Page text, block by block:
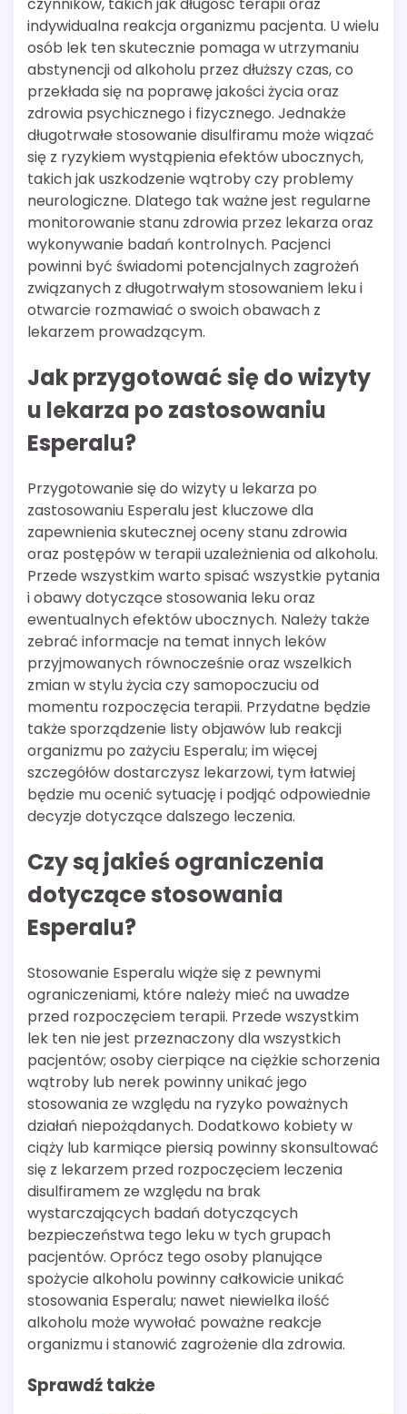
czynników, takich jak długość terapii oraz
indywidualna reakcja organizmu pacjenta. U wielu
osób lek ten skutecznie pomaga w utrzymaniu
abstynencji od alkoholu przez dłuższy czas, co
przekłada się na poprawę jakości życia oraz
zdrowia psychicznego i fizycznego. Jednakże
długotrwałe stosowanie disulfiramu może wiązać
się z ryzykiem wystąpienia efektów ubocznych,
takich jak uszkodzenie wątroby czy problemy
neurologiczne. Dlatego tak ważne jest regularne
monitorowanie stanu zdrowia przez lekarza oraz
wykonywanie badań kontrolnych. Pacjenci
powinni być świadomi potencjalnych zagrożeń
związanych z długotrwałym stosowaniem leku i
otwarcie rozmawiać o swoich obawach z
lekarzem prowadzącym.
Jak przygotować się do wizyty
u lekarza po zastosowaniu
Esperalu?
Przygotowanie się do wizyty u lekarza po
zastosowaniu Esperalu jest kluczowe dla
zapewnienia skutecznej oceny stanu zdrowia
oraz postępów w terapii uzależnienia od alkoholu.
Przede wszystkim warto spisać wszystkie pytania
i obawy dotyczące stosowania leku oraz
ewentualnych efektów ubocznych. Należy także
zebrać informacje na temat innych leków
przyjmowanych równocześnie oraz wszelkich
zmian w stylu życia czy samopoczuciu od
momentu rozpoczęcia terapii. Przydatne będzie
także sporządzenie listy objawów lub reakcji
organizmu po zażyciu Esperalu; im więcej
szczegółów dostarczysz lekarzowi, tym łatwiej
będzie mu ocenić sytuację i podjąć odpowiednie
decyzje dotyczące dalszego leczenia.
Czy są jakieś ograniczenia
dotyczące stosowania
Esperalu?
Stosowanie Esperalu wiąże się z pewnymi
ograniczeniami, które należy mieć na uwadze
przed rozpoczęciem terapii. Przede wszystkim
lek ten nie jest przeznaczony dla wszystkich
pacjentów; osoby cierpiące na ciężkie schorzenia
wątroby lub nerek powinny unikać jego
stosowania ze względu na ryzyko poważnych
działań niepożądanych. Dodatkowo kobiety w
ciąży lub karmiące piersią powinny skonsultować
się z lekarzem przed rozpoczęciem leczenia
disulfiramem ze względu na brak
wystarczających badań dotyczących
bezpieczeństwa tego leku w tych grupach
pacjentów. Oprócz tego osoby planujące
spożycie alkoholu powinny całkowicie unikać
stosowania Esperalu; nawet niewielka ilość
alkoholu może wywołać poważne reakcje
organizmu i stanowić zagrożenie dla zdrowia.
Sprawdź także